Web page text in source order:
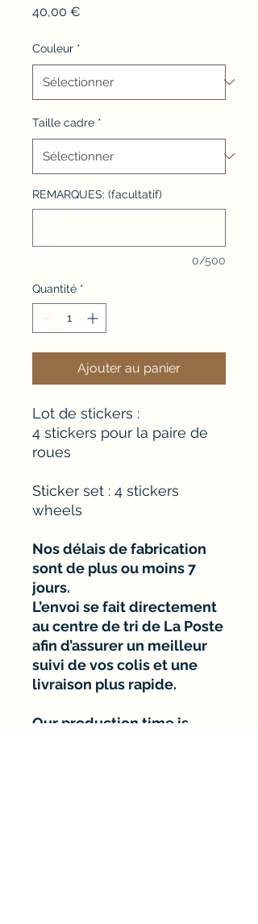
40,00 €
Couleur *
Taille cadre *
REMARQUES: (facultatif)
0/500
Quantité *
Ajouter au panier
Lot de stickers :
4 stickers pour la paire de
roues
Sticker set : 4 stickers
wheels
Nos délais de fabrication
sont de plus ou moins 7
jours.
L’envoi se fait directement
au centre de tri de La Poste
afin d’assurer un meilleur
suivi de vos colis et une
livraison plus rapide.
Our production time is